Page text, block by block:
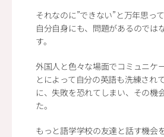
それなのに”できない”と万年思っ
自分自身にも、問題があるのでは
す。
外国人と色々な場面でコミュニケ
とによって自分の英語も洗練され
に、失敗を恐れてしまい、その機
た。
もっと語学学校の友達と話す機会